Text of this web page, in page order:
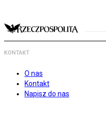
KONTAKT
O nas
Kontakt
Napisz do nas